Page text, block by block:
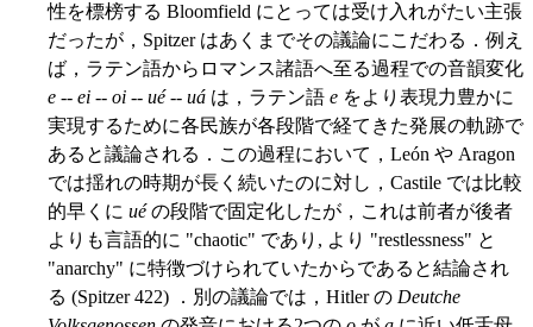
性を標榜する Bloomfield にとっては受け入れがたい主張
だったが，Spitzer はあくまでその議論にこだわる．例え
ば，ラテン語からロマンス諸語へ至る過程での音韻変化
e -- ei -- oi -- ué-- uá は，ラテン語 e をより表現力豊かに
実現するために各民族が各段階で経てきた発展の軌跡で
あると議論される．この過程において，León や Aragon
では揺れの時期が長く続いたのに対し，Castile では比較
的早くに uéの段階で固定化したが，これは前者が後者
よりも言語的に "chaotic" であり, より "restlessness" と
"anarchy" に特徴づけられていたからであると結論され
る (Spitzer 422) ．別の議論では，Hitler の Deutche